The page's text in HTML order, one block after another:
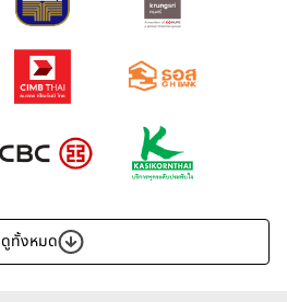
ดูทั้งหมด